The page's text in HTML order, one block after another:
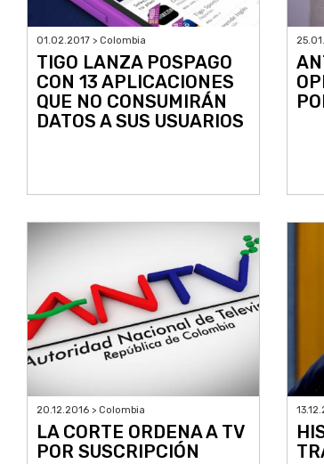
01.02.2017 > Colombia
TIGO LANZA POSPAGO
CON 13 APLICACIONES
QUE NO CONSUMIRÁN
DATOS A SUS USUARIOS
20.12.2016 > Colombia
LA CORTE ORDENA A TV
POR SUSCRIPCIÓN